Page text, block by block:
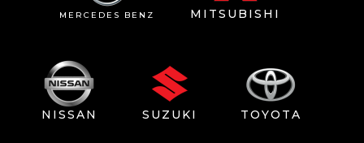
MERCEDES BENZ MITSUBISHI
NISSAN SUZUKI TOYOTA